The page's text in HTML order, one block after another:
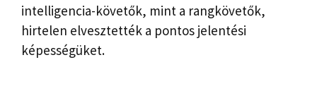
intelligencia-követők, mint a rangkövetők,
hirtelen elvesztették a pontos jelentési
képességüket.